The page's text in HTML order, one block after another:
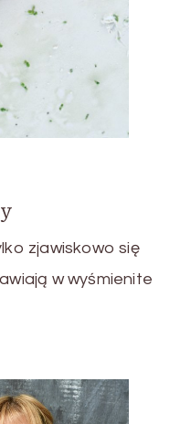
zjawiskowo się
w wyśmienite